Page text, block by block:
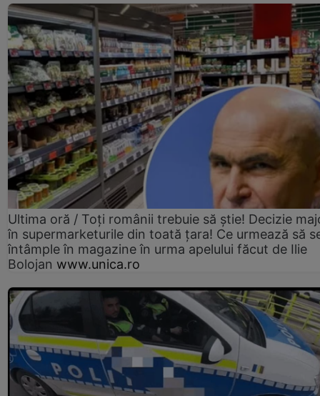
Ultima oră / Toți românii trebuie să știe! Decizie
în supermarketurile din toată țara! Ce urmează să
întâmple în magazine în urma apelului făcut de Ilie
Bolojan www.unica.ro